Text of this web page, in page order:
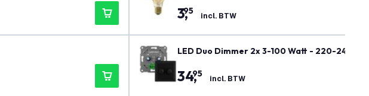
3,
95 incl. BTW
LED Duo Dimmer 2x 3-100 Watt - 220-240V
34,
95 incl. BTW